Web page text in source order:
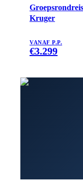
Kruger
VANAF P.P.
€3.299